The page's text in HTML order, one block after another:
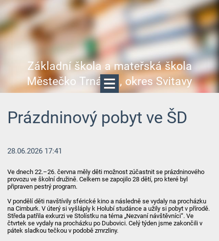
Základní škola a mateřská škola
Městečko Trnávka, okres Svitavy
Prázdninový pobyt ve ŠD
28.06.2026 17:41
Ve dnech 22.–26. června měly děti možnost zúčastnit se prázdninového
provozu ve školní družině. Celkem se zapojilo 28 dětí, pro které byl
připraven pestrý program.
V pondělí děti navštívily sférické kino a následně se vydaly na procházku
na Cimburk. V úterý si vyšláply k Holubí studánce a užily si pobyt v přírodě.
Středa patřila exkurzi ve Stolístku na téma „Nezvaní návštěvníci“. Ve
čtvrtek se vydaly na procházku po Dubovici. Celý týden jsme zakončili v
pátek sladkou tečkou v podobě zmrzliny.